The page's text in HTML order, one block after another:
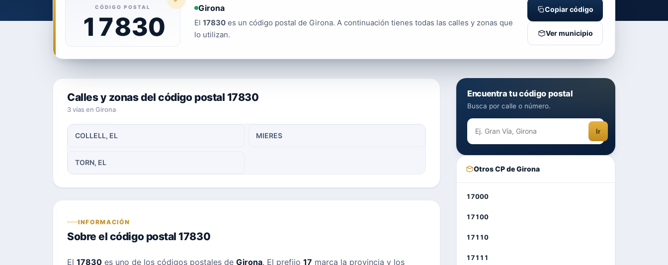
CÓDIGO POSTAL
17830
Girona
El 17830 es un código postal de Girona. A continuación tienes todas las calles y zonas que
lo utilizan.
Copiar código
Ver municipio
Calles y zonas del código postal 17830
3 vías en Girona
COLLELL, EL MIERES
TORN, EL
INFORMACIÓN
Sobre el código postal 17830
El 17830 es uno de los códigos postales de Girona. El prefijo 17 marca la provincia y los
Encuentra tu código postal
Busca por calle o número.
Ir
Otros CP de Girona
17000
17100
17110
17111